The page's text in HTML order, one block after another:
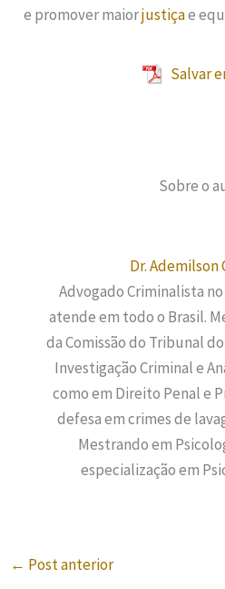
e promover maiorjustiçae
Salvar
Sobre o
Dr. Ademilson
Advogado Criminalista
atende em todo o Brasil.
da Comissão do Tribunal
Investigação Criminal e
como em Direito Penal e
defesa em crimes de
Mestrando em
especialização em
← Post anterior